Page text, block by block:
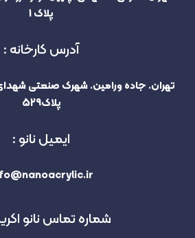
پلاک 1
آدرس کارخانه :
تهران. جاده ورامین. شهرک صنعتی
پلاک529
ایمیل نانو :
شماره تماس نانو